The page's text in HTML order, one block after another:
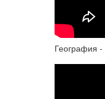
География